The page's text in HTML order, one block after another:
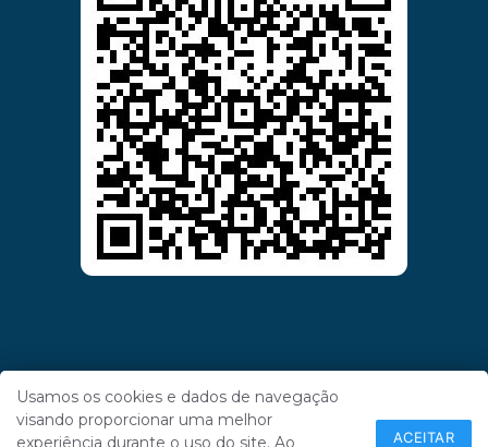
Usamos os cookies e dados de navegação
visando proporcionar uma melhor
experiência durante o uso do site. Ao
ACEITAR